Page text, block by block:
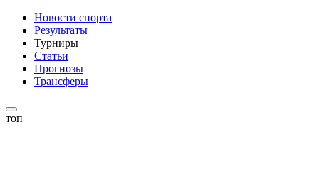
Новости спорта
Результаты
Турниры
Статьи
Прогнозы
Трансферы
топ